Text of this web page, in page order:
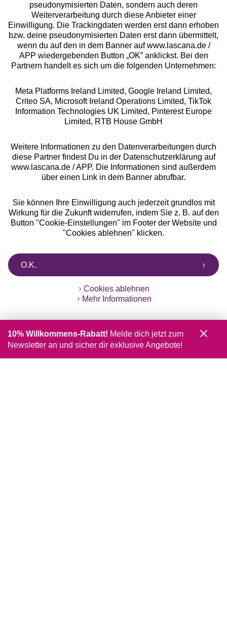
Über uns
Rechtliches
Alle Preise inkl. MwSt., zzgl.
Versandkosten
** Bonität vorausgesetzt, berechtigt zur Bonitätsprüfung
pseudonymisierten Daten, sondern auch deren
Weiterverarbeitung durch diese Anbieter einer
Einwilligung. Die Trackingdaten werden erst dann erhoben
bzw. deine pseudonymisierten Daten erst dann übermittelt,
wenn du auf den in dem Banner auf www.lascana.de /
APP wiedergebenden Button „OK” anklickst. Bei den
Partnern handelt es sich um die folgenden Unternehmen:
Meta Platforms Ireland Limited, Google Ireland Limited,
Criteo SA, Microsoft Ireland Operations Limited, TikTok
Information Technologies UK Limited, Pinterest Europe
Limited, RTB House GmbH
Weitere Informationen zu den Datenverarbeitungen durch
diese Partner findest Du in der Datenschutzerklärung auf
www.lascana.de / APP. Die Informationen sind außerdem
über einen Link in dem Banner abrufbar.
Sie können Ihre Einwilligung auch jederzeit grundlos mit
Wirkung für die Zukunft widerrufen, indem Sie z. B. auf den
Button "Cookie-Einstellungen" im Footer der Website und
"Cookies ablehnen" klicken.
O.K.
Cookies ablehnen
Mehr Informationen
10% Willkommens-Rabatt! Melde dich jetzt zum
Newsletter an und sicher dir exklusive Angebote!